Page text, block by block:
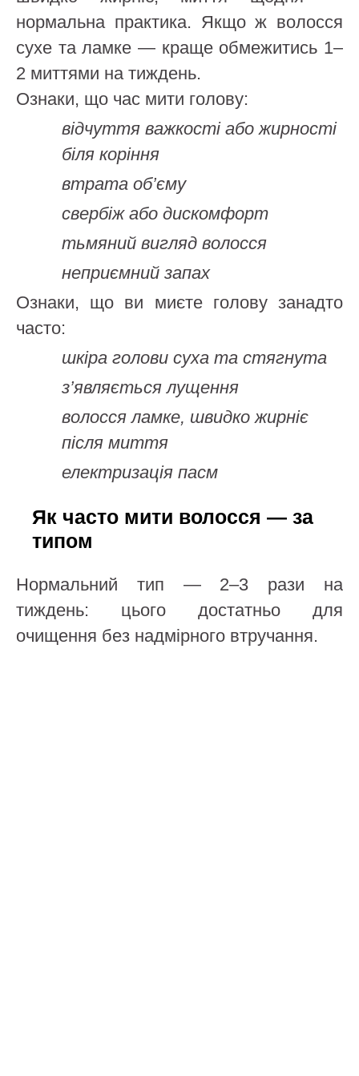
нормальна практика. Якщо ж волосся
сухе та ламке — краще обмежитись 1–
2 миттями на тиждень.
Ознаки, що час мити голову:
відчуття важкості або жирності
біля коріння
втрата об’єму
свербіж або дискомфорт
тьмяний вигляд волосся
неприємний запах
Ознаки, що ви миєте голову занадто
часто:
шкіра голови суха та стягнута
з’являється лущення
волосся ламке, швидко жирніє
після миття
електризація пасм
Як часто мити волосся — за
типом
Нормальний тип — 2–3 рази на
тиждень: цього достатньо для
очищення без надмірного втручання.